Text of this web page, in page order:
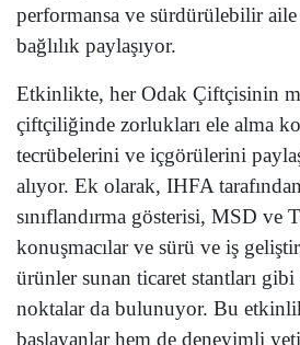
performansa ve sürdürülebilir aile
bağlılık paylaşıyor.
Etkinlikte, her Odak Çiftçisinin
çiftçiliğinde zorlukları ele alma
tecrübelerini ve içgörülerini
alıyor. Ek olarak, IHFA
sınıflandırma gösterisi, MSD ve
konuşmacılar ve sürü ve iş
ürünler sunan ticaret stantları
noktalar da bulunuyor. Bu
başlayanlar hem de deneyimli